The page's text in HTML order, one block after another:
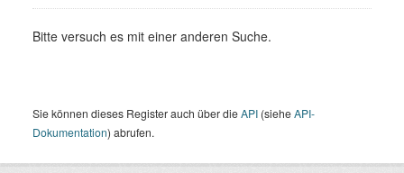
Bitte versuch es mit einer anderen Suche.
Sie können dieses Register auch über dieAPI (sieheAPI-
Dokumentation) abrufen.